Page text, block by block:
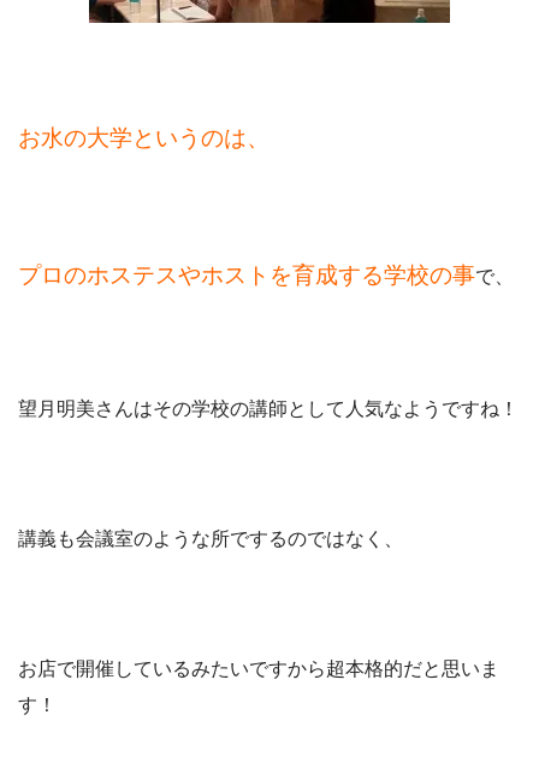
お水の大学というのは、
プロのホステスやホストを育成する学校の事で、
望月明美さんはその学校の講師として人気なようですね！
講義も会議室のような所でするのではなく、
お店で開催しているみたいですから超本格的だと思いま
す！